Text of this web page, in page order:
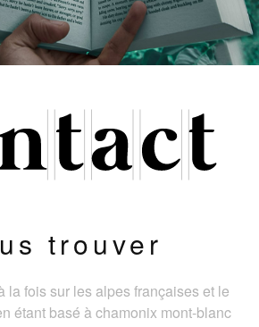
trouver
la fois sur les alpes françaises et le
étant basé à chamonix mont-blanc